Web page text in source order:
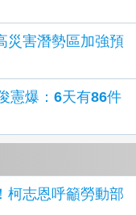
害潛勢區加強預
憲爆：6天有86件
柯志恩呼籲勞動部